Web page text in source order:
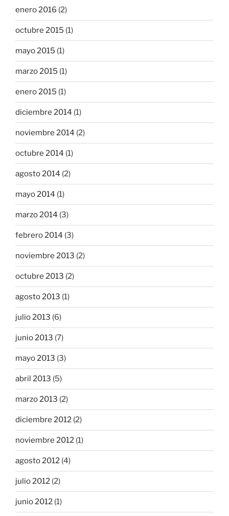
enero 2016 (2)
octubre 2015 (1)
mayo 2015 (1)
marzo 2015 (1)
enero 2015 (1)
diciembre 2014 (1)
noviembre 2014 (2)
octubre 2014 (1)
agosto 2014 (2)
mayo 2014 (1)
marzo 2014 (3)
febrero 2014 (3)
noviembre 2013 (2)
octubre 2013 (2)
agosto 2013 (1)
julio 2013 (6)
junio 2013 (7)
mayo 2013 (3)
abril 2013 (5)
marzo 2013 (2)
diciembre 2012 (2)
noviembre 2012 (1)
agosto 2012 (4)
julio 2012 (2)
junio 2012 (1)